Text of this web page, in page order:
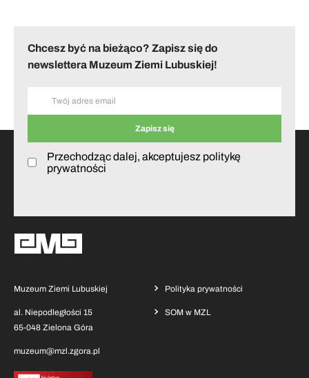
Chcesz być na bieżąco? Zapisz się do
newslettera Muzeum Ziemi Lubuskiej!
Przechodząc dalej, akceptujesz politykę
prywatności
Muzeum Ziemi Lubuskiej
al. Niepodległości 15
65-048 Zielona Góra
muzeum@mzl.zgora.pl
Polityka prywatności
SOM w MZL